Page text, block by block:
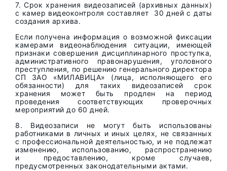
7. Срок хранения видеозаписей (архивных данных)
с камер видеоконтроля составляет 30 дней с даты
создания архива.
Если получена информация о возможной фиксации
камерами видеонаблюдения ситуации, имеющей
признаки совершения дисциплинарного проступка,
административного правонарушения, уголовного
преступления, по решению генерального директора
СП ЗАО «МИЛАВИЦА» (лица, исполняющего его
обязанности) для таких видеозаписей срок
хранения может быть продлен на период
проведения соответствующих проверочных
мероприятий до 60 дней.
8. Видеозаписи не могут быть использованы
работниками в личных и иных целях, не связанных
с профессиональной деятельностью, и не подлежат
изменению, использованию, распространению
и предоставлению, кроме случаев,
предусмотренных законодательными актами.